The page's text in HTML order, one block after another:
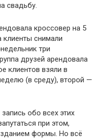
свадьбу.
кроссовер на 5
клиенты снимали
три
друзей арендовала
клиентов взяли в
(в среду), второй —
обо всех этих
при этом,
формы. Но всё